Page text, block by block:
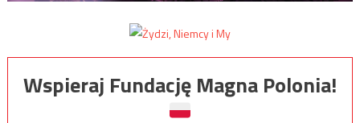
Wspieraj Fundację Magna Polonia!